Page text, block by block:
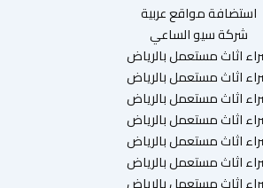
استضافة مواقع عربية
شركة سيو الساعي
اثاث مستعمل بالرياض
اثاث مستعمل بالرياض
اثاث مستعمل بالرياض
اثاث مستعمل بالرياض
اثاث مستعمل بالرياض
اثاث مستعمل بالرياض